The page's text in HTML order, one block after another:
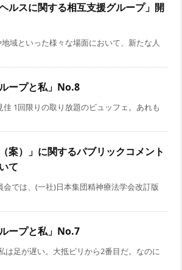
ルスに関する相互支援グループ」開
域といった様々な場面において、新たな人
ープと私」No.8
佳 1回限りの取り放題のビュッフェ。あれも
案）」に関するパブリックコメント
て
では、(一社)日本集団精神療法学会改訂版
ープと私」No.7
は足が遅い。大抵ビリから2番目だ。なのに